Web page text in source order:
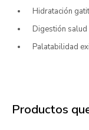
Hidratación
Digestión
Palatabilidad
Productos